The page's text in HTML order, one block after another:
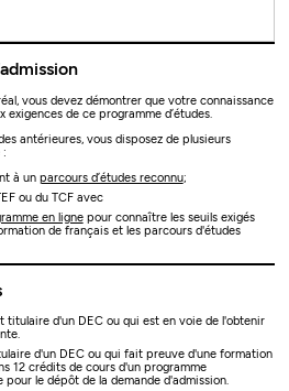
vous devez démontrer que votre connaissance
de ce programme d’études.
antérieures, vous disposez de plusieurs
:
à un parcours d’études reconnu;
ou du TCF avec
en lignepour connaître les seuils exigés
de français et les parcours d'études
titulaire d'un DEC ou qui est en voie de l'obtenir
d'un DEC ou qui fait preuve d'une formation
12 crédits de cours d'un programme
le dépôt de la demande d'admission.